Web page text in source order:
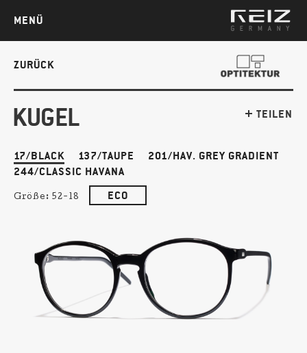
MENÜ
ZURÜCK
KUGEL TEILEN
17/BLACK 137/TAUPE
201/HAV. GREY GRADIENT
244/CLASSIC HAVANA
Größe: 52-18 ECO